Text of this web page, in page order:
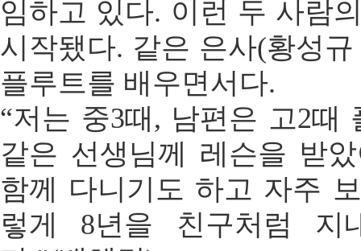
임하고 있다. 이런 두 사람
시작됐다. 같은 은사(황성
플루트를 배우면서다.
“저는 중3때, 남편은 고2때
같은 선생님께 레슨을 받
함께 다니기도 하고 자주
렇게 8년을 친구처럼 지